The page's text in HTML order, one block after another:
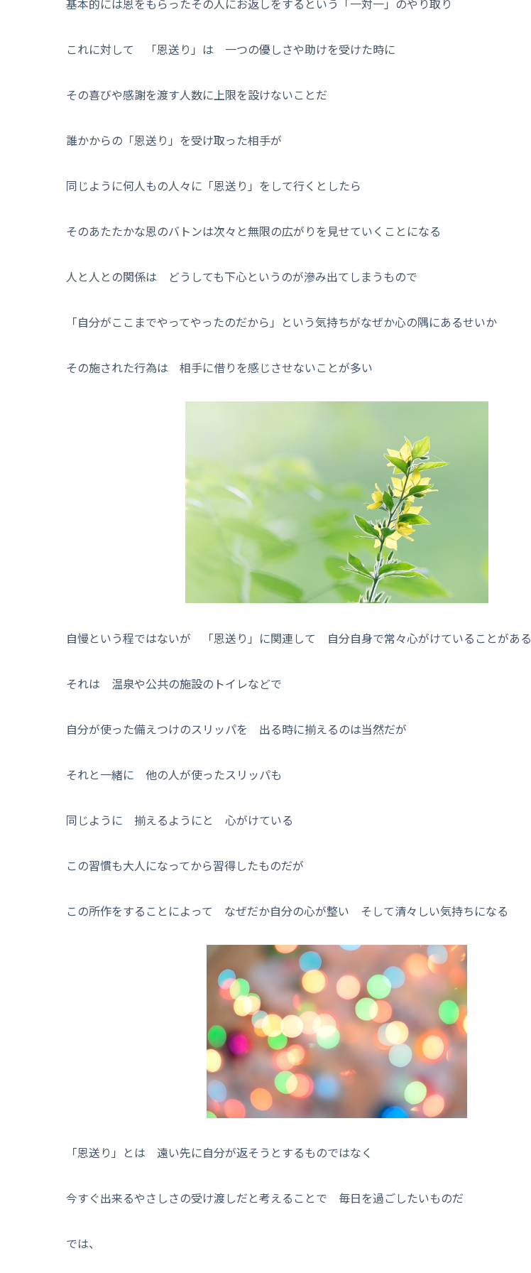
これに対して 「恩送り」は 一つの優しさや助けを受けた時に
その喜びや感謝を渡す人数に上限を設けないことだ
誰かからの「恩送り」を受け取った相手が
同じように何人もの人々に「恩送り」をして行くとしたら
そのあたたかな恩のバトンは次々と無限の広がりを見せていくことになる
人と人との関係は どうしても下心というのが滲み出てしまうもので
「自分がここまでやってやったのだから」という気持ちがなぜか心の隅にあるせいか
その施された行為は 相手に借りを感じさせないことが多い
自慢という程ではないが 「恩送り」に関連して 自分自身で常々心がけていることがある
それは 温泉や公共の施設のトイレなどで
自分が使った備えつけのスリッパを 出る時に揃えるのは当然だが
それと一緒に 他の人が使ったスリッパも
同じように 揃えるようにと 心がけている
この習慣も大人になってから習得したものだが
この所作をすることによって なぜだか自分の心が整い そして清々しい気持ちになる
「恩送り」とは 遠い先に自分が返そうとするものではなく
今すぐ出来るやさしさの受け渡しだと考えることで 毎日を過ごしたいものだ
では、